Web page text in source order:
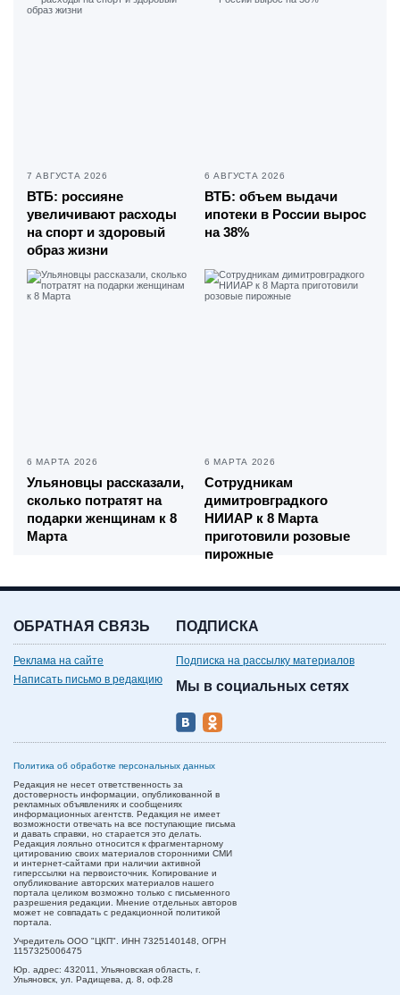
7 АВГУСТА 2026
ВТБ: россияне
увеличивают расходы
на спорт и здоровый
образ жизни
6 АВГУСТА 2026
ВТБ: объем выдачи
ипотеки в России вырос
на 38%
6 МАРТА 2026
Ульяновцы рассказали,
сколько потратят на
подарки женщинам к 8
Марта
6 МАРТА 2026
Сотрудникам
димитровградкого
НИИАР к 8 Марта
приготовили розовые
пирожные
ОБРАТНАЯ СВЯЗЬ
Реклама на сайте
Написать письмо в редакцию
ПОДПИСКА
Подписка на рассылку материалов
Мы в социальных сетях
Политика об обработке персональных данных
Редакция не несет ответственность за
достоверность информации, опубликованной в
рекламных объявлениях и сообщениях
информационных агентств. Редакция не имеет
возможности отвечать на все поступающие письма
и давать справки, но старается это делать.
Редакция лояльно относится к фрагментарному
цитированию своих материалов сторонними СМИ
и интернет-сайтами при наличии активной
гиперссылки на первоисточник. Копирование и
опубликование авторских материалов нашего
портала целиком возможно только с письменного
разрешения редакции. Мнение отдельных авторов
может не совпадать с редакционной политикой
портала.
Учредитель ООО "ЦКП". ИНН 7325140148, ОГРН
1157325006475
Юр. адрес: 432011, Ульяновская область, г.
Ульяновск, ул. Радищева, д. 8, оф.28